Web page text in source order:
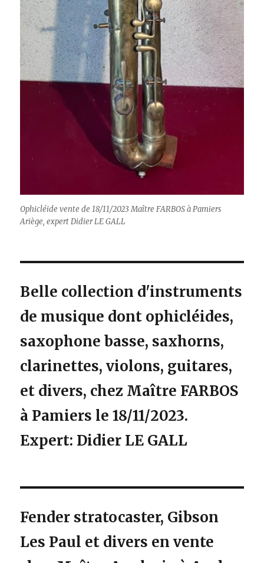
Ophicléide vente de 18/11/2023 Maître FARBOS à Pamiers
Ariège, expert Didier LE GALL
Belle collection d'instruments
de musique dont ophicléides,
saxophone basse, saxhorns,
clarinettes, violons, guitares,
et divers, chez Maître FARBOS
à Pamiers le 18/11/2023.
Expert: Didier LE GALL
Fender stratocaster, Gibson
Les Paul et divers en vente